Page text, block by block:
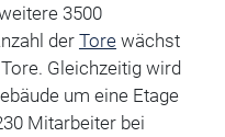
3500
der Torewächst
Gleichzeitig wird
um eine Etage
Mitarbeiter bei